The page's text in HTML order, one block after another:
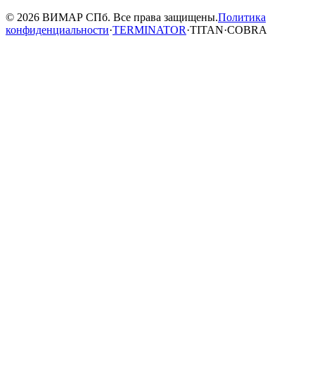
© 2026 ВИМАР СПб. Все права защищены.Политика
конфиденциальности·TERMINATOR·TITAN·COBRA